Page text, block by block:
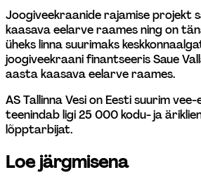
Joogiveekraanide rajamise projekt
kaasava eelarve raames ning on
üheks linna suurimaks
joogiveekraani finantseeris Saue
aasta kaasava eelarve raames.
AS Tallinna Vesi on Eesti suurim
teenindab ligi 25 000 kodu- ja
lõpptarbijat.
Loe järgmisena